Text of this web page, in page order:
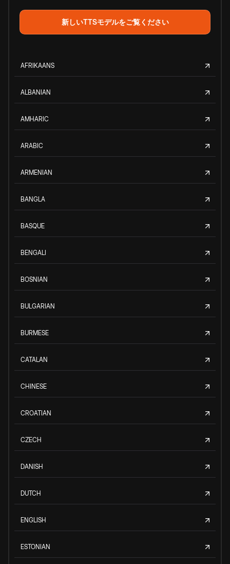
新しいTTSモデルをご覧ください
AFRIKAANS
ALBANIAN
AMHARIC
ARABIC
ARMENIAN
BANGLA
BASQUE
BENGALI
BOSNIAN
BULGARIAN
BURMESE
CATALAN
CHINESE
CROATIAN
CZECH
DANISH
DUTCH
ENGLISH
ESTONIAN